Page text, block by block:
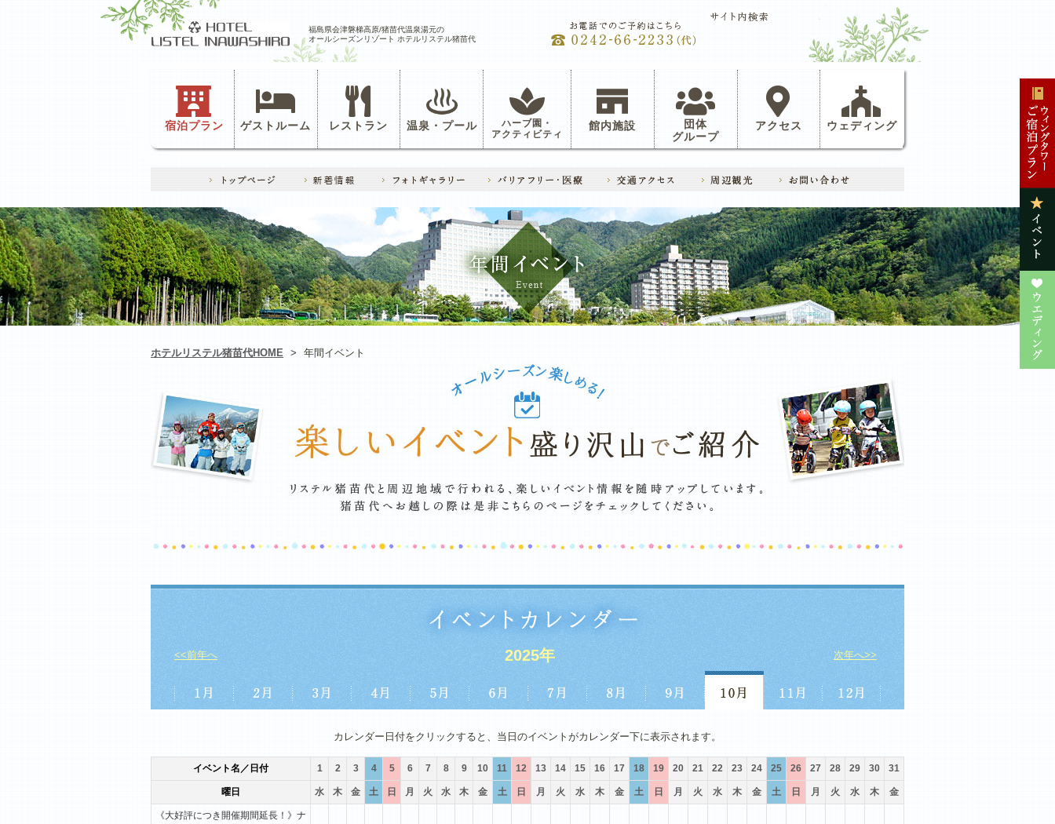
福島県会津磐梯高原/猪苗代温泉湯元の
オールシーズンリゾート ホテルリステル猪苗代
宿泊プラン ゲストルーム レストラン 温泉・プール ハーブ園・
アクティビティ
館内施設
団体
グループ
アクセス ウェディング
ホテルリステル猪苗代HOME > 年間イベント
<<前年へ 2025年 次年へ>>
カレンダー日付をクリックすると、当日のイベントがカレンダー下に表示されます。
イベント名／日付 1 2 3 4 5 6 7 8 9 10 11 12 13 14 15 16 17 18 19 20 21 22 23 24 25 26 27 28 29 30 31
曜日 水 木 金 土 日 月 火 水 木 金 土 日 月 火 水 木 金 土 日 月 火 水 木 金 土 日 月 火 水 木 金
《大好評につき開催期間延長！》ナ